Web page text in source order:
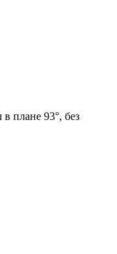
плане 93°, без